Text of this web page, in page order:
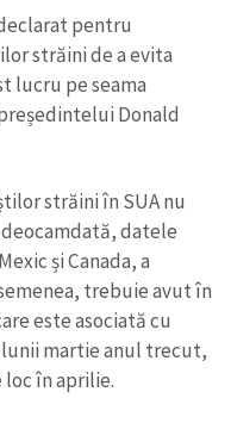
pentru
străini de a evita
lucru pe seama
Donald
străini în SUA nu
datele
și Canada, a
trebuie avut în
este asociată cu
martie anul trecut,
loc în aprilie.